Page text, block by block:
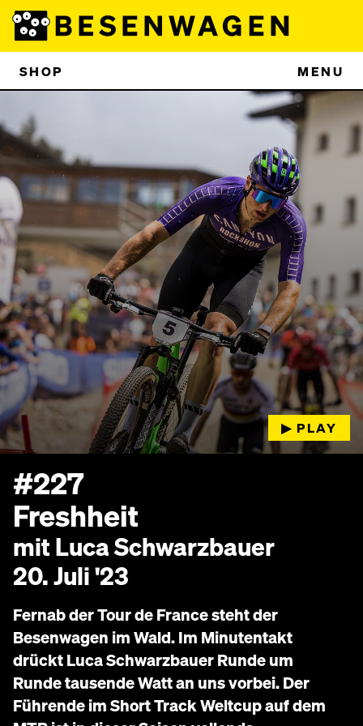
SHOP MENU
▶︎ PLAY
#227
Freshheit
mit Luca Schwarzbauer
20. Juli '23
Fernab der Tour de France steht der
Besenwagen im Wald. Im Minutentakt
drückt Luca Schwarzbauer Runde um
Runde tausende Watt an uns vorbei. Der
Führende im Short Track Weltcup auf dem